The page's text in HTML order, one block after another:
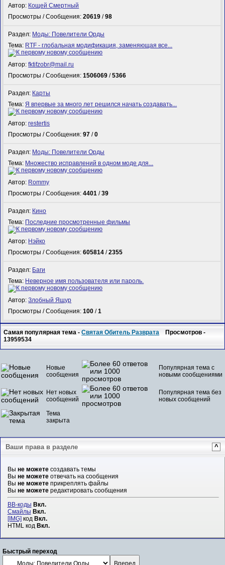
Автор: Кощей Смертный
Просмотры / Сообщения:20619 /98
Раздел: Моды: Повелители Орды
Тема: RTF - глобальная модификация, заменяющая все...
Автор:fktifzobr@mail.ru
Просмотры / Сообщения:1506069 /5366
Раздел: Карты
Тема:Я впервые за много лет решился начать создавать...
Автор:restertis
Просмотры / Сообщения:97 /0
Раздел: Моды: Повелители Орды
Тема: Множество исправлений в одном моде для...
Автор: Rommy
Просмотры / Сообщения:4401 /39
Раздел: Кино
Тема: Последние просмотренные фильмы
Автор: Нэйко
Просмотры / Сообщения:605814 /2355
Раздел: Баги
Тема: Неверное имя пользователя или пароль.
Автор:Злобный Ящур
Просмотры / Сообщения:100 /1
Самая популярная тема -Святая Обитель Разврата Просмотров -
13959534
Новые
сообщения
Популярная тема с
новыми сообщениями
Нет новых
сообщений
Популярная тема без
новых сообщений
Тема
закрыта
Ваши права в разделе ^
Вы не можетесоздавать темы
Вы не можетеотвечать на сообщения
Вы не можетеприкреплять файлы
Вы не можетередактировать сообщения
BB-коды Вкл.
Смайлы Вкл.
[IMG]код Вкл.
HTML код Вкл.
Быстрый переход